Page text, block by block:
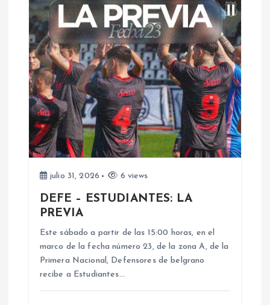
a
c
ó
n
d
julio 31, 2026 6 views
DEFE – ESTUDIANTES: LA
PREVIA
Este sábado a partir de las 15:00 horas, en el
marco de la fecha número 23, de la zona A, de la
Primera Nacional, Defensores de belgrano
recibe a Estudiantes…